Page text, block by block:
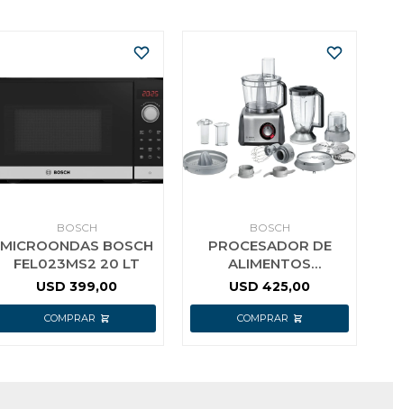
BOSCH
MICROONDAS BOSCH
FEL023MS2 20 LT
USD 399,00
BOSCH
PROCESADOR DE
ALIMENTOS
MULTITALENT6
USD 425,00